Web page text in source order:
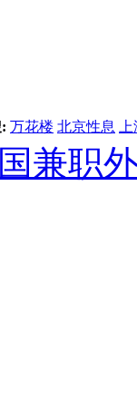
万花楼 北京性息
兼职